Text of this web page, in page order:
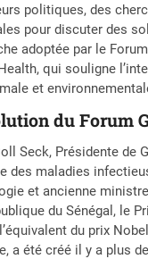
politiques, des
pour discuter des
adoptée par le
qui souligne
et
du Forum
Seck, Présidente de
des maladies
et ancienne
du Sénégal, le
du prix
a été créé il y a plus